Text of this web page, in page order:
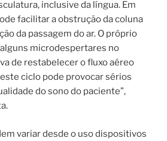
inclusive da língua. Em
facilitar a obstrução da coluna
da passagem do ar. O próprio
microdespertares no
de restabelecer o fluxo aéreo
ciclo pode provocar sérios
do sono do paciente”,
variar desde o uso dispositivos